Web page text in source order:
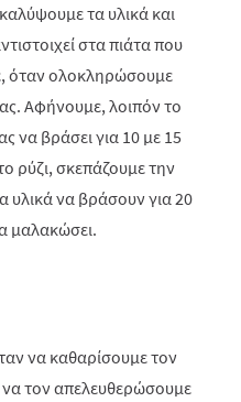
τα υλικά και
στα πιάτα που
όταν ολοκληρώσουμε
Αφήνουμε, λοιπόν το
να βράσει για 10 με 15
ρύζι, σκεπάζουμε την
υλικά να βράσουν για 20
μαλακώσει.
να καθαρίσουμε τον
να τον απελευθερώσουμε